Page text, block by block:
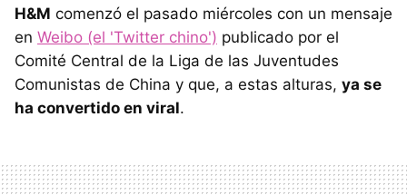
H&M comenzó el pasado miércoles con un mensaje
en Weibo (el 'Twitter chino') publicado por el
Comité Central de la Liga de las Juventudes
Comunistas de China y que, a estas alturas, ya se
ha convertido en viral.